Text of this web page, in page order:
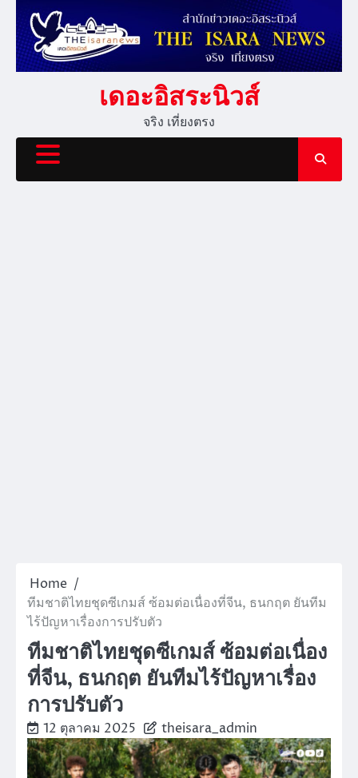
content
เดอะอิสระนิวส์
จริง เที่ยงตรง
Home
ทีมชาติไทยชุดซีเกมส์ ซ้อมต่อเนื่องที่จีน, ธนกฤต ยันทีม
ไร้ปัญหาเรื่องการปรับตัว
ทีมชาติไทยชุดซีเกมส์ ซ้อมต่อเนื่อง
ที่จีน, ธนกฤต ยันทีมไร้ปัญหาเรื่อง
การปรับตัว
12 ตุลาคม 2025 theisara_admin